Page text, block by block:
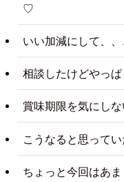
♡
いい加減にして、、
相談したけどやっぱ
賞味期限を気にしな
こうなると思ってい
ちょっと今回はあ